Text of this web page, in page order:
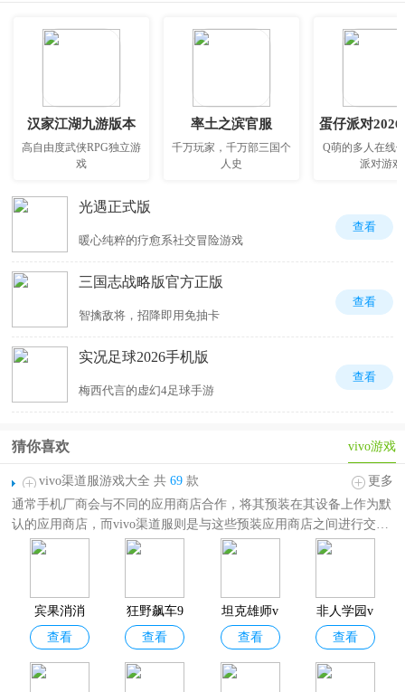
汉家江湖九游版本
高自由度武侠RPG独立游
戏
率土之滨官服
千万玩家，千万部三国个
人史
蛋仔派对
Q萌的多人在线
派对游戏
光遇正式版
暖心纯粹的疗愈系社交冒险游戏
查看
三国志战略版官方正版
智擒敌将，招降即用免抽卡
查看
实况足球2026手机版
梅西代言的虚幻4足球手游
查看
vivo游戏
猜你喜欢
vivo渠道服游戏大全 共 69 款
更多
通常手机厂商会与不同的应用商店合作，将其预装在其设备上作为默
认的应用商店，而vivo渠道服则是与这些预装应用商店之间进行交互
和管理的服务，通过渠道服，用户可以更新应用商店以获取最新的应
小编特意带来了这篇 vivo渠道服游戏大全，其中具有角色扮演、策略
经营、休闲益智、冒险解谜等，欢迎大家前来选择自己心仪的游戏。
宾果消消
消vivo版
本
查看
狂野飙车9
vivo版本
查看
坦克雄师v
ivo版
查看
非人学园v
ivo版
查看